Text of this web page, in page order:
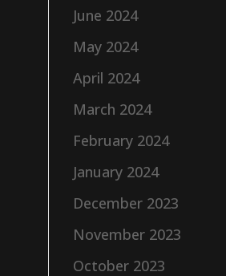
June 2024
May 2024
April 2024
March 2024
February 2024
January 2024
December 2023
November 2023
October 2023